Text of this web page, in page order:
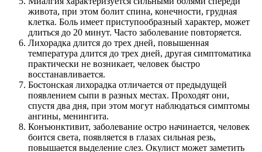
живота, при этом болит спина, конечности, грудная
клетка. Боль имеет приступообразный характер, может
длиться до 20 минут. Часто заболевание повторяется.
Лихорадка длится до трех дней, повышенная
температура длится до трех дней, другая симптоматика
практически не возникает, человек быстро
восстанавливается.
Бостонская лихорадка отличается от предыдущей
появлением сыпи в разных местах. Проходят они,
спустя два дня, при этом могут наблюдаться симптомы
ангины, менингита.
Конъюнктивит, заболевание остро начинается, человек
боится света, появляется в глазах сильная резь,
повышается выделение слез. Окулист может заметить